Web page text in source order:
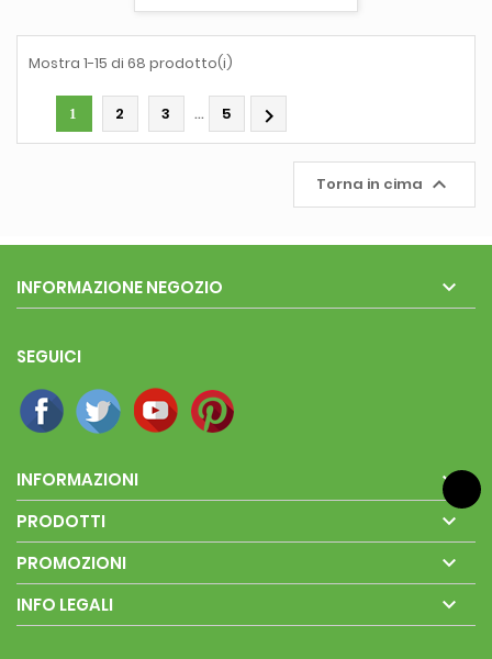
Mostra 1-15 di 68 prodotto(i)
1 2 3 … 5 
Torna in cima 
INFORMAZIONE NEGOZIO 
SEGUICI
INFORMAZIONI 
PRODOTTI 
PROMOZIONI 
INFO LEGALI 